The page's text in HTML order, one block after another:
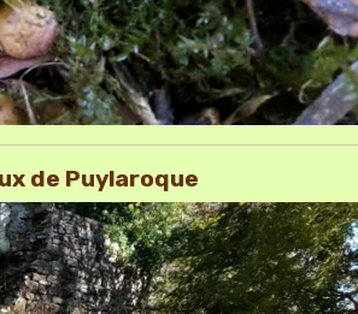
de Puylaroque